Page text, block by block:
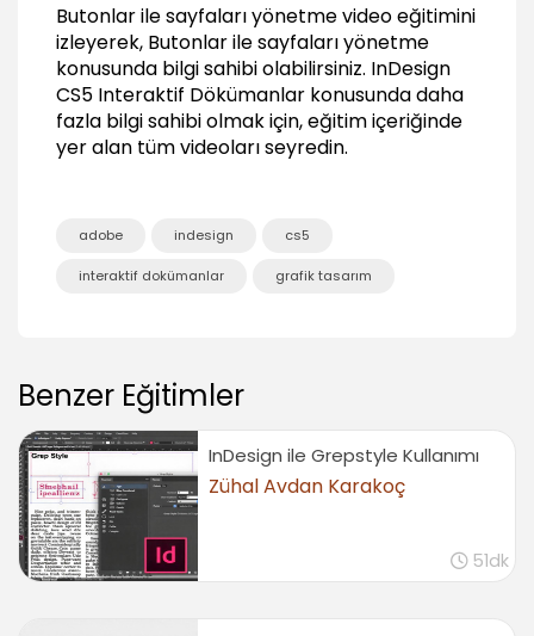
Butonlar ile animasyonları yönetmek
03:36
Geçiş Animasyonları (Object State)
Geçiş Animasyonları oluşturma (Object State)
03:15
03:56
Hot Spot Uygulaması
Object State Slide Show geçişlere animasyon
ekleme
01:31
Çıkış (Export)
İnteraktif PDF için export
03:31
Butonlar ile sayfaları yönetme video eğitimini
izleyerek, Butonlar ile sayfaları yönetme
konusunda bilgi sahibi olabilirsiniz. InDesign
CS5 Interaktif Dökümanlar konusunda daha
fazla bilgi sahibi olmak için, eğitim içeriğinde
yer alan tüm videoları seyredin.
adobe indesign cs5
interaktif dokümanlar grafik tasarım
Benzer Eğitimler
InDesign ile Grepstyle Kullanımı
Zühal Avdan Karakoç
51dk